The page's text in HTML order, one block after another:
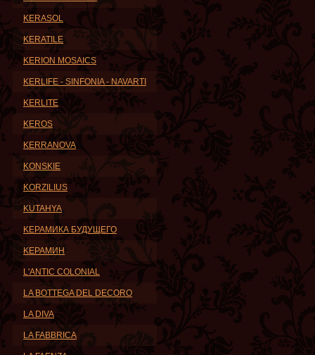
KERASOL
KERATILE
KERION MOSAICS
KERLIFE - SINFONIA - NAVARTI
KERLITE
KEROS
KERRANOVA
KONSKIE
KORZILIUS
KUTAHYA
KЕРАМИКА БУДУЩЕГО
KЕРАМИН
L'ANTIC COLONIAL
LA BOTTEGA DEL DECORO
LA DIVA
LA FABBRICA